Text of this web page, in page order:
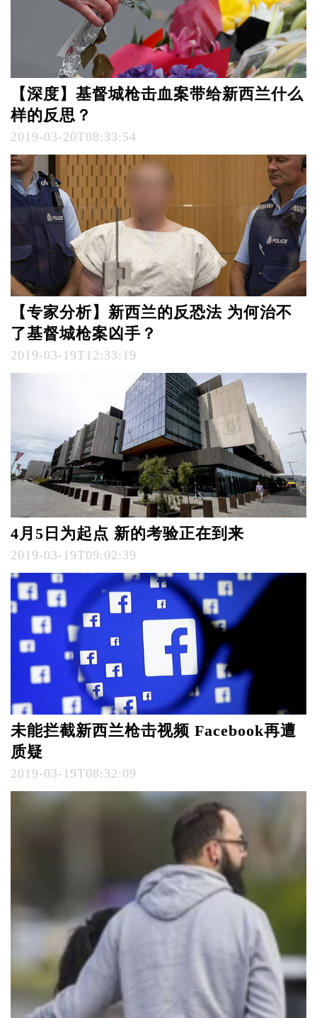
【深度】基督城枪击血案带给新西兰什么
样的反思？
2019-03-20T08:33:54
【专家分析】新西兰的反恐法 为何治不
了基督城枪案凶手？
2019-03-19T12:33:19
4月5日为起点 新的考验正在到来
2019-03-19T09:02:39
未能拦截新西兰枪击视频 Facebook再遭
质疑
2019-03-19T08:32:09